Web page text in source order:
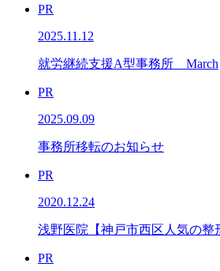
PR
2025.11.12
就労継続支援A型事務所 March
PR
2025.09.09
事務所移転のお知らせ
PR
2020.12.24
浅野医院【神戸市西区人気の整
PR